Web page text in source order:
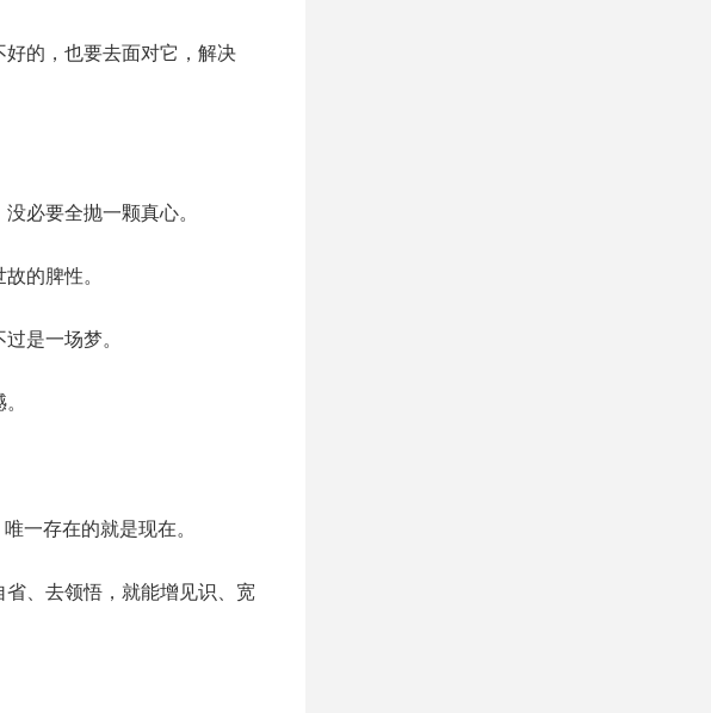
的，也要去面对它，解决
必要全抛一颗真心。
的脾性。
是一场梦。
一存在的就是现在。
、去领悟，就能增见识、宽